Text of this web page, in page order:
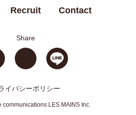
Recruit Contact
Share
イバシーポリシー
LES MAINS Inc.